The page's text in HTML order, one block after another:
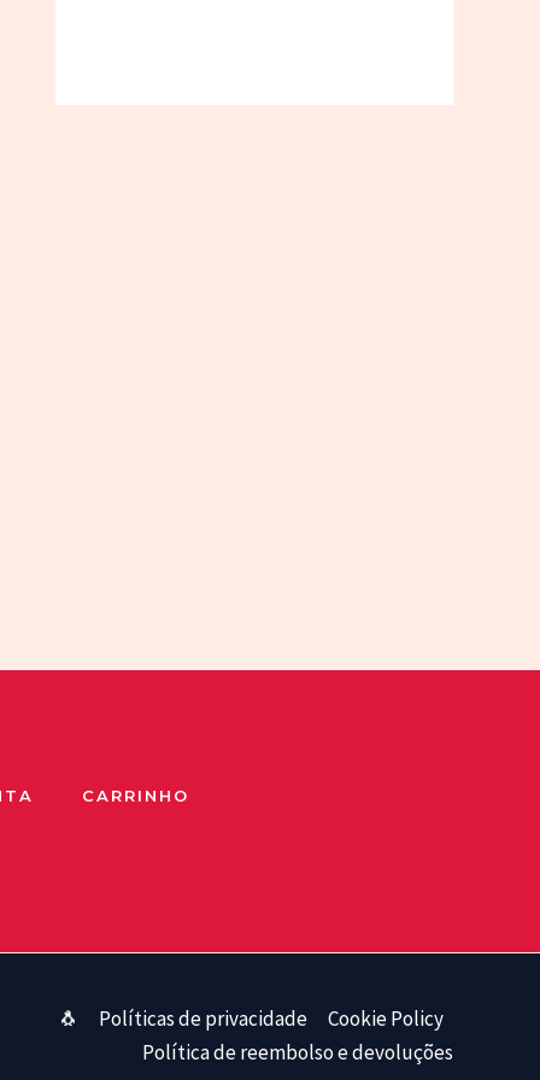
CARRINHO
🐧 Políticas de privacidade
Cookie Policy
Política de reembolso e devoluções